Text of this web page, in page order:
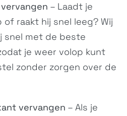
Poco M8 Pro
2510EPC8BG
– Laadt je
raakt hij snel leeg? Wij
snel met de beste
je weer volop kunt
zonder zorgen over de
vervangen – Als je